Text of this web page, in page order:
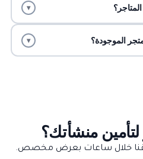
▾
الموجودة؟ ▾
منشأتك؟
خلال ساعات بعرض مخصص.